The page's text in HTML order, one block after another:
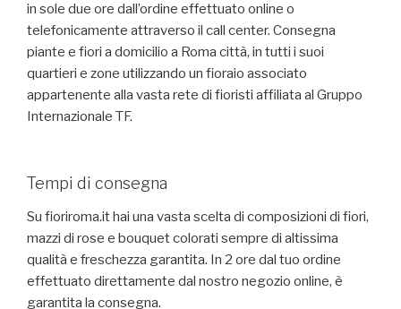
in sole due ore dall’ordine effettuato online o
telefonicamente attraverso il call center. Consegna
piante e fiori a domicilio a Roma città, in tutti i suoi
quartieri e zone utilizzando un fioraio associato
appartenente alla vasta rete di fioristi affiliata al Gruppo
Internazionale TF.
Tempi di consegna
Su fioriroma.it hai una vasta scelta di composizioni di fiori,
mazzi di rose e bouquet colorati sempre di altissima
qualità e freschezza garantita. In 2 ore dal tuo ordine
effettuato direttamente dal nostro negozio online, è
garantita la consegna.